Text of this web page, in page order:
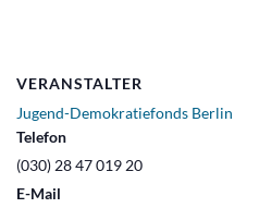
VERANSTALTER
Jugend-Demokratiefonds Berlin
Telefon
(030) 28 47 019 20
E-Mail